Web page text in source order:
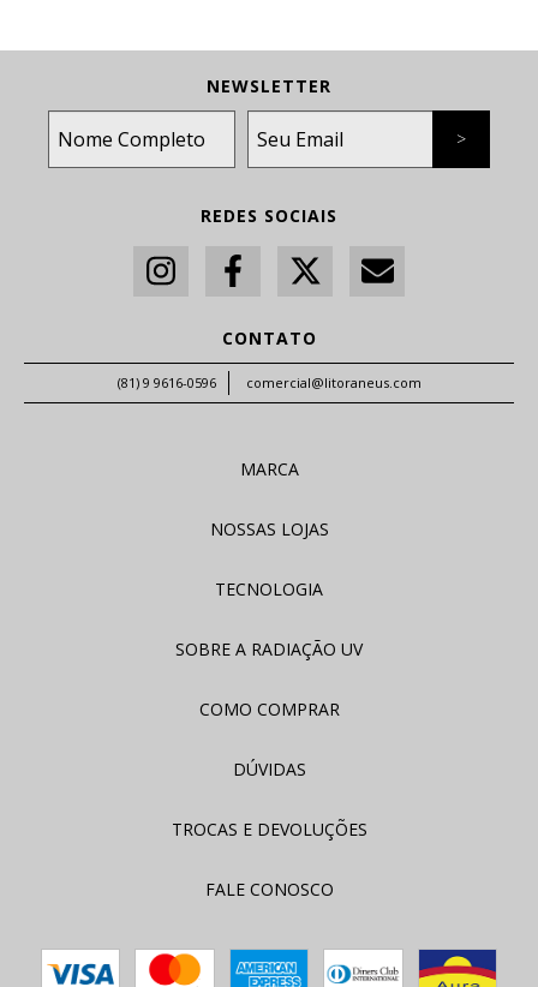
NEWSLETTER
REDES SOCIAIS
CONTATO
(81) 9 9616-0596 comercial@litoraneus.com
MARCA
NOSSAS LOJAS
TECNOLOGIA
SOBRE A RADIAÇÃO UV
COMO COMPRAR
DÚVIDAS
TROCAS E DEVOLUÇÕES
FALE CONOSCO